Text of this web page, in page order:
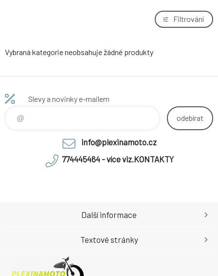
Filtrování
Vybraná kategorie neobsahuje žádné produkty
Slevy a novinky e-mailem
odebírat
info@plexinamoto.cz
774445464 - více viz.KONTAKTY
Další informace
Textové stránky